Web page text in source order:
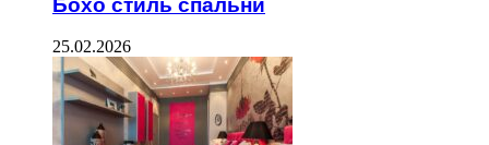
25.02.2026